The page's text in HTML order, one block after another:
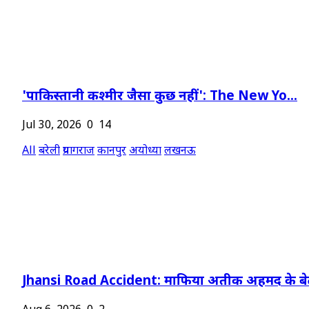
'पाकिस्तानी कश्मीर जैसा कुछ नहीं': The New Yo...
Jul 30, 2026 0 14
Allबरेलीप्रयागराजकानपुरअयोध्यालखनऊ
Jhansi Road Accident: माफिया अतीक अहमद के